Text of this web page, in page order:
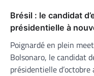
Brésil : le candidat
présidentielle à
Poignardé en plein
Bolsonaro, le candidat
présidentielle